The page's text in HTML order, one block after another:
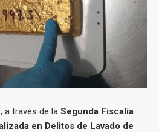
, a través de la Segunda Fiscalía
en Delitos de Lavado de